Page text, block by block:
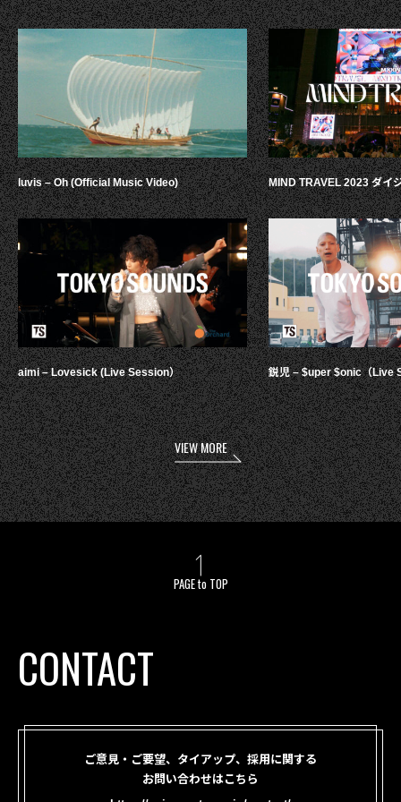
luvis – Oh (Official Music Video)
aimi – Lovesick (Live Session）
MIND TRAVEL 2023 ダイ
鋭児 – $uper $onic（Live
VIEW MORE
PAGE to TOP
CONTACT
ご意見・ご要望、タイアップ、採用に関する
お問い合わせはこちら